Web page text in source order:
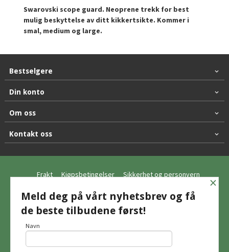
Swarovski scope guard. Neoprene trekk for best
mulig beskyttelse av ditt kikkertsikte. Kommer i
smal, medium og large.
Bestselgere
Din konto
Om oss
Kontakt oss
Frakt Kjøpsbetingelser Sikkerhet og personvern
Nyhetsbrev
© Hagemo Jakt og Friluft AS
×
Meld deg på vårt nyhetsbrev og få
de beste tilbudene først!
Navn